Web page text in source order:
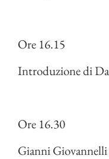
Ore 16.15
Introduzione di
Ore 16.30
Gianni Giovannelli